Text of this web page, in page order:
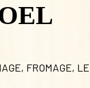
, FROMAGE, LE